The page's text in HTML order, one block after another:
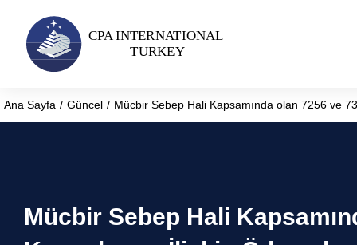
You are here:
Ana Sayfa Güncel Mücbir Sebep Hali Kapsamında olan 7256 ve
Mücbir Sebep Hali